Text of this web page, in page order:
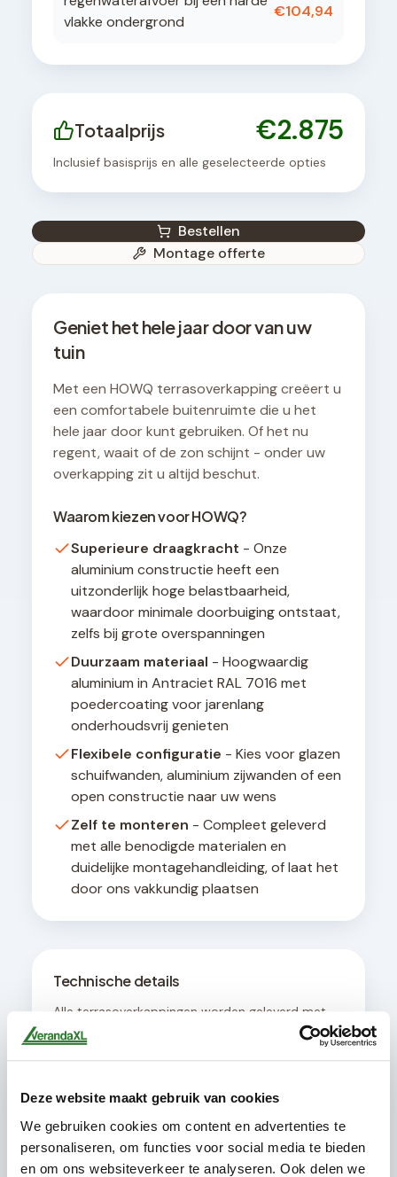
Deze website maakt gebruik van cookies
We gebruiken cookies om content en advertenties te
personaliseren, om functies voor social media te bieden
en om ons websiteverkeer te analyseren. Ook delen we
vlakke ondergrond
€104,94
Totaalprijs €2.875
Inclusief basisprijs en alle geselecteerde opties
Bestellen
Montage offerte
Geniet het hele jaar door van uw
tuin
Met een HOWQ terrasoverkapping creëert u
een comfortabele buitenruimte die u het
hele jaar door kunt gebruiken. Of het nu
regent, waait of de zon schijnt - onder uw
overkapping zit u altijd beschut.
Waarom kiezen voor HOWQ?
Superieure draagkracht - Onze
aluminium constructie heeft een
uitzonderlijk hoge belastbaarheid,
waardoor minimale doorbuiging ontstaat,
zelfs bij grote overspanningen
Duurzaam materiaal - Hoogwaardig
aluminium in Antraciet RAL 7016 met
poedercoating voor jarenlang
onderhoudsvrij genieten
Flexibele configuratie - Kies voor glazen
schuifwanden, aluminium zijwanden of een
open constructie naar uw wens
Zelf te monteren - Compleet geleverd
met alle benodigde materialen en
duidelijke montagehandleiding, of laat het
door ons vakkundig plaatsen
Technische details
Alle terrasoverkappingen worden geleverd met
een geïntegreerd afwateringssysteem en zijn
ontworpen voor een hellingshoek van minimaal 8
graden voor optimale waterafvoer. De
muren met een draagvermogen van minimaal
200 kg per strekkende meter.